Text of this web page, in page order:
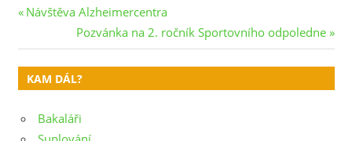
Navigace
pro
příspěvek
Previous
Návštěva Alzheimercentra
Next
Post:
Pozvánka na 2. ročník Sportovního odpoledne
KAM DÁL?
Bakaláři